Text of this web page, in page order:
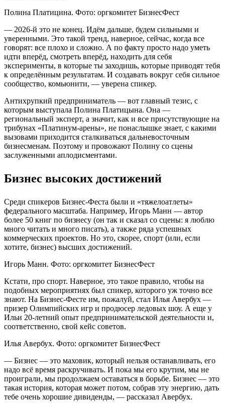
Полина Платицина. Фото: оргкомитет БизнесФест
— 2026-й это не конец. Идём дальше, будем сильными и
уверенными. Это такой тренд, наверное, сейчас, когда все
говорят: все плохо и сложно. А по факту просто надо уметь
идти вперёд, смотреть вперёд, находить для себя
эксперименты, в которые ты заходишь, которые приводят тебя
к определённым результатам. И создавать вокруг себя сильное
сообщество, комьюнити, — уверена спикер.
Антихрупкий предприниматель — вот главный тезис, с
которым выступала Полина Платицына. Она —
региональный эксперт, а значит, как и все присутствующие на
трибунах «Платинум-арены», не понаслышке знает, с какими
вызовами приходится сталкиваться дальневосточным
бизнесменам. Поэтому и провожают Полину со сцены
заслуженными аплодисментами.
Бизнес высоких достижений
Среди спикеров Бизнес-Феста были и «тяжелоатлеты»
федерального масштаба. Например, Игорь Манн — автор
более 50 книг по бизнесу (он так и сказал со сцены: я люблю
много читать и много писать), а также ряда успешных
коммерческих проектов. Но это, скорее, спорт (или, если
хотите, бизнес) высших достижений.
Игорь Манн. Фото: оргкомитет БизнесФест
Кстати, про спорт. Наверное, это такое правило, чтобы на
подобных мероприятиях был спикер, которого уж точно все
знают. На Бизнес-Фесте им, пожалуй, стал Илья Авербух —
призер Олимпийских игр и продюсер ледовых шоу. А еще у
Ильи 20-летний опыт предпринимательской деятельности и,
соответственно, свой кейс советов.
Илья Авербух. Фото: оргкомитет БизнесФест
— Бизнес — это маховик, который нельзя останавливать, его
надо всё время раскручивать. И пока мы его крутим, мы не
проиграли, мы продолжаем оставаться в борьбе. Бизнес — это
такая история, которая может потом, собрав эту энергию, дать
тебе очень хорошие дивиденды, — рассказал Авербух.